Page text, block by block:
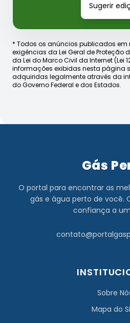
Sugerir
* Todos os anúncios publicados em
exigências da Lei Geral de Proteção
da Lei do Marco Civil da Internet (Lei
informações exibidas nesta página
adquiridas legalmente através da
do Governo Federal e dos Estados.
Gás
O portal para encontrar as
gás e água perto de você.
confiança a
Sobre
Mapa do